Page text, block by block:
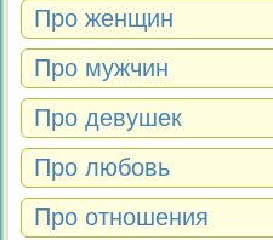
Про женщин
Про мужчин
Про девушек
Про любовь
Про отношения